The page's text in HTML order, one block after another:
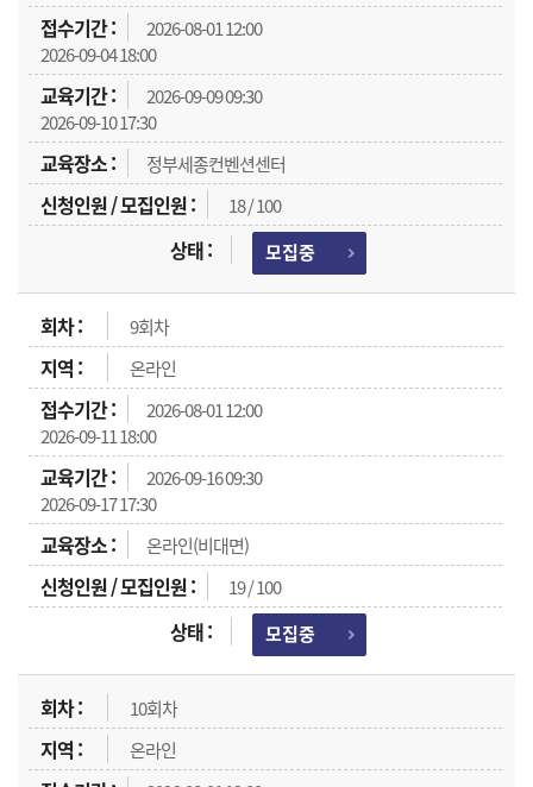
2026-08-01 12:00
2026-09-04 18:00
2026-09-09 09:30
2026-09-10 17:30
정부세종컨벤션센터
18 / 100
모집중
9회차
온라인
2026-08-01 12:00
2026-09-11 18:00
2026-09-16 09:30
2026-09-17 17:30
온라인(비대면)
19 / 100
모집중
10회차
온라인